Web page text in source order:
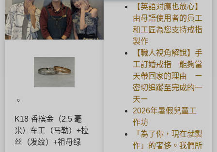
。
K18 香槟金（2.5 毫
米）车工（马勒）+拉
丝（发纹）+祖母绿
【英語対應也放心】
由母語使用者的員工
和工匠為您支持戒指
製作
【職人視角解說】手
工訂婚戒指 能夠當
天帶回家的理由 ー
密切追蹤至完成的一
天ー
2026年暑假兒童工
作坊
「為了你，現在就製
作」的奢侈。我們所